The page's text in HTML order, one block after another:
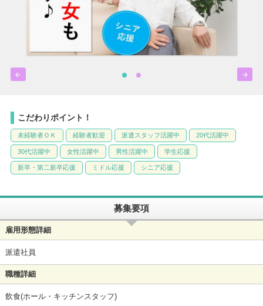
 
こだわりポイント！
未経験者ＯＫ 経験者歓迎 派遣スタッフ活躍中 20代活躍中
30代活躍中 女性活躍中 男性活躍中 学生応援
新卒・第二新卒応援 ミドル応援 シニア応援
募集要項
雇用形態詳細
派遣社員
職種詳細
飲食(ホール・キッチンスタッフ)